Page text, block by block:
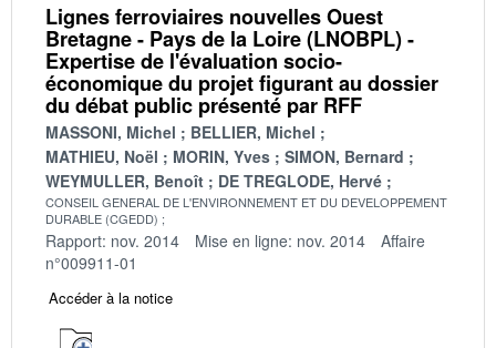
Lignes ferroviaires nouvelles Ouest
Bretagne - Pays de la Loire (LNOBPL) -
Expertise de l'évaluation socio-
économique du projet figurant au dossier
du débat public présenté par RFF
MASSONI, Michel
BELLIER, Michel
MATHIEU, Noël
MORIN, Yves
SIMON, Bernard
WEYMULLER, Benoît
DE TREGLODE, Hervé
CONSEIL GENERAL DE L'ENVIRONNEMENT ET DU DEVELOPPEMENT
DURABLE (CGEDD)
Rapport: nov. 2014 Mise en ligne: nov. 2014
Affaire
n°009911-01
Accéder à la notice